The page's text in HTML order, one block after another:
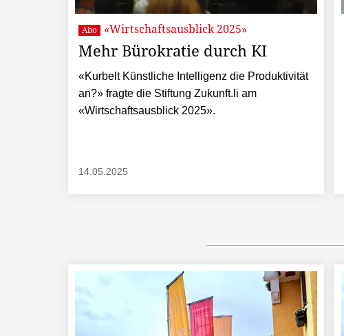
Abo «Wirtschaftsausblick 2025»
Mehr Bürokratie durch KI
«Kurbelt Künstliche Intelligenz die Produktivität
an?» fragte die Stiftung Zukunft.li am
«Wirtschaftsausblick 2025».
14.05.2025